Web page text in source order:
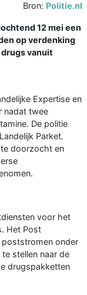
Bron: Politie.nl
12 mei een
op verdenking
vanuit
Expertise en
nadat twee
De politie
Parket.
doorzocht en
voor het
Het Post
poststromen onder
stellen naar de
drugspakketten